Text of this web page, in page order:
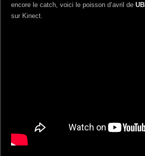
encore le catch, voici le poisson d’avril deUBI
sur Kinect.